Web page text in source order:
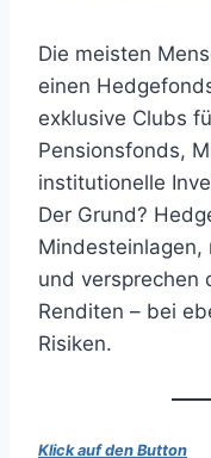
Die meisten
einen
exklusive Clubs
Pensionsfonds,
institutionelle
Der Grund?
Mindesteinlagen,
und versprechen
Renditen – bei
Risiken.
Klick auf den Button